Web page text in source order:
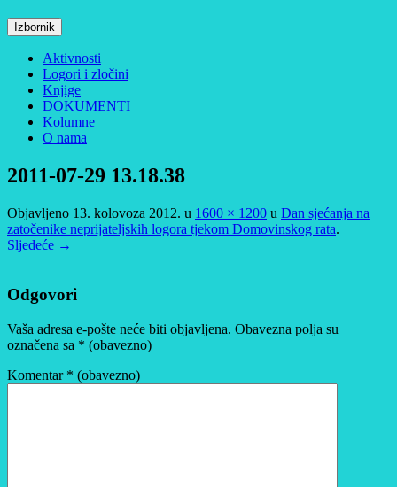
Izbornik
Aktivnosti
Logori i zločini
Knjige
DOKUMENTI
Kolumne
O nama
2011-07-29 13.18.38
Objavljeno 13. kolovoza 2012. u 1600 × 1200 u Dan sjećanja na
zatočenike neprijateljskih logora tjekom Domovinskog rata.
Sljedeće →
Odgovori
Vaša adresa e-pošte neće biti objavljena. Obavezna polja su
označena sa * (obavezno)
Komentar * (obavezno)